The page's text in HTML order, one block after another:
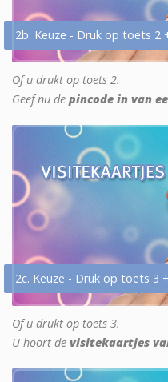
2b. Keuze - Druk op toets 2
Of u drukt op toets 2.
Geef nu de pincode in van
2c. Keuze - Druk op toets 3 +
Of u drukt op toets 3.
U hoort de visitekaartjes